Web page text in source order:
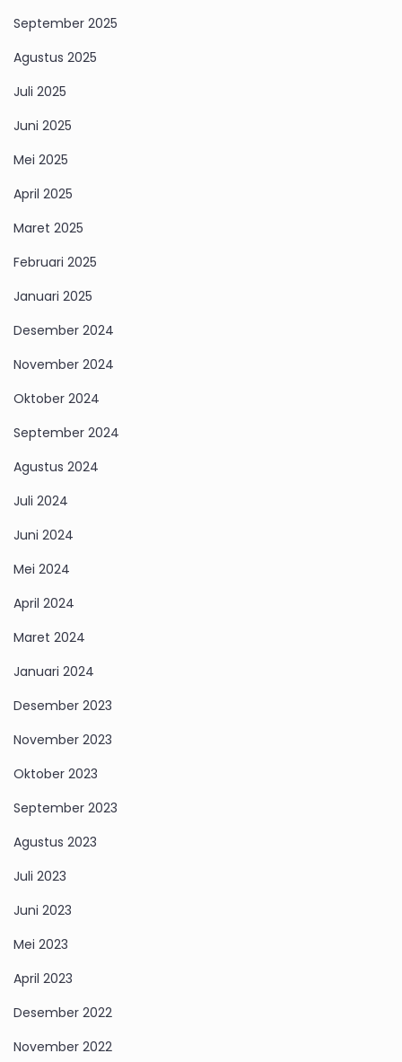
September 2025
Agustus 2025
Juli 2025
Juni 2025
Mei 2025
April 2025
Maret 2025
Februari 2025
Januari 2025
Desember 2024
November 2024
Oktober 2024
September 2024
Agustus 2024
Juli 2024
Juni 2024
Mei 2024
April 2024
Maret 2024
Januari 2024
Desember 2023
November 2023
Oktober 2023
September 2023
Agustus 2023
Juli 2023
Juni 2023
Mei 2023
April 2023
Desember 2022
November 2022